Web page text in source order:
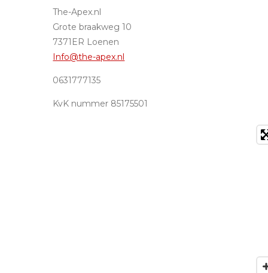
The-Apex.nl
Grote braakweg 10
7371ER Loenen
Info@the-apex.nl
0631777135
KvK nummer 85175501